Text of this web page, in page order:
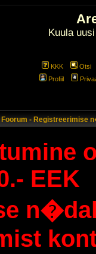
Kuula
KKK Otsi
Profiil
- Registreerimise
EEK